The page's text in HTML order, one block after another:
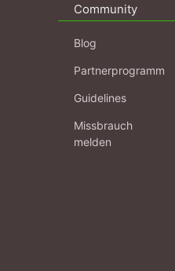
Community
Blog
Partnerprogramm
Guidelines
Missbrauch
melden